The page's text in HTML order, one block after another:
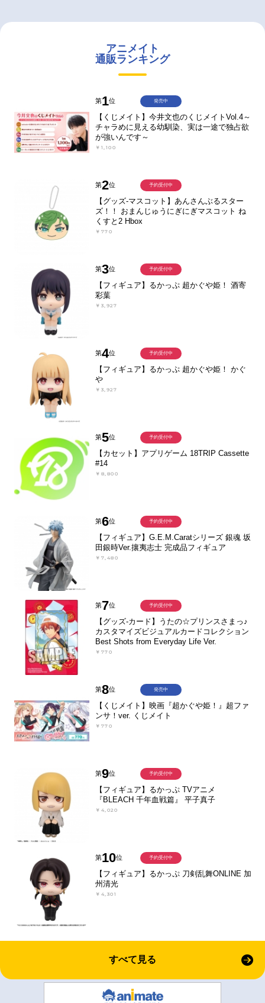
アニメイト
通販ランキング
第1位
【くじメイト】今井文也のくじメイトVol.4～
チャラめに見える幼馴染、実は一途で独占欲
が強いんです～
￥1,100
発売中
第2位
【グッズ-マスコット】あんさんぶるスター
ズ！！ おまんじゅうにぎにぎマスコット ね
くすと2 Hbox
￥770
予約受付中
第3位
【フィギュア】るかっぷ 超かぐや姫！ 酒寄
彩葉
￥3,927
予約受付中
第4位
【フィギュア】るかっぷ 超かぐや姫！ かぐ
や
￥3,927
予約受付中
第5位
【カセット】アプリゲーム 18TRIP Cassette
#14
￥8,800
予約受付中
第6位
【フィギュア】G.E.M.Caratシリーズ 銀魂 坂
田銀時Ver.攘夷志士 完成品フィギュア
￥7,480
予約受付中
第7位
【グッズ-カード】うたの☆プリンスさまっ♪
カスタマイズビジュアルカードコレクション
Best Shots from Everyday Life Ver.
￥770
予約受付中
第8位
【くじメイト】映画『超かぐや姫！』超ファ
ンサ！ver. くじメイト
￥770
発売中
第9位
【フィギュア】るかっぷ TVアニメ
『BLEACH 千年血戦篇』 平子真子
￥4,020
予約受付中
第10位
【フィギュア】るかっぷ 刀剣乱舞ONLINE 加
州清光
￥4,301
予約受付中
すべて見る